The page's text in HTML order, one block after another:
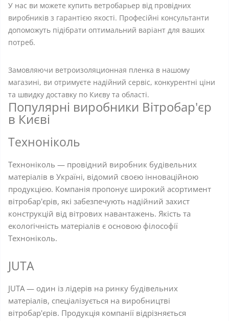
У нас ви можете купить ветробарьер від провідних
виробників з гарантією якості. Професійні консультанти
допоможуть підібрати оптимальний варіант для ваших
потреб.
Замовляючи ветроизоляционная пленка в нашому
магазині, ви отримуєте надійний сервіс, конкурентні ціни
та швидку доставку по Києву та області.
Популярні виробники Вітробар'єр
в Києві
Техноніколь
Техноніколь — провідний виробник будівельних
матеріалів в Україні, відомий своєю інноваційною
продукцією. Компанія пропонує широкий асортимент
вітробар'єрів, які забезпечують надійний захист
конструкцій від вітрових навантажень. Якість та
екологічність матеріалів є основою філософії
Техноніколь.
JUTA
JUTA — один із лідерів на ринку будівельних
матеріалів, спеціалізується на виробництві
вітробар'єрів. Продукція компанії відрізняється